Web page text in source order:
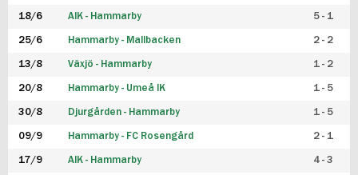
18/6 AIK - Hammarby 5 - 1
25/6 Hammarby - Mallbacken 2 - 2
13/8 Växjö - Hammarby 1 - 2
20/8 Hammarby - Umeå IK 1 - 5
30/8 Djurgården - Hammarby 1 - 5
09/9 Hammarby - FC Rosengård 2 - 1
17/9 AIK - Hammarby 4 - 3